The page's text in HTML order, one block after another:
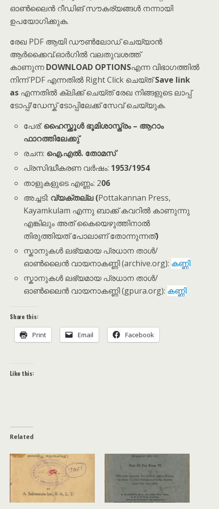
ഓൺലൈൻ റീഡിങ് സൗകര്യങ്ങൾ നന്നായി
ഉപയോഗിക്കുക.
രേഖ PDF ആയി ഡൗൺലോഡ് ചെയ്യാൻ
ആർക്കൈവ്.ഓർഗിൽ വലതുവശത്ത്
കാണുന്നDOWNLOAD OPTIONSഎന്ന വിഭാഗത്തിൽ
നിന്ന് PDF എന്നതിൽ Right Click ചെയ്ത്Save link
as എന്നതിൽ ക്ലിക്ക് ചെയ്ത് രേഖ നിങ്ങളുടെ ലാപ്പ്
ടോപ്പ്/ഡേസ്ക് ടോപ്പിലേക്ക് സേവ് ചെയ്യുക.
പേര്:ഹൈസ്ക്കൂൾ ഭൂമിശാസ്ത്രം – ആറാം
ഫാറത്തിലേക്കു്
രചന: ഐ.എൽ. തോമസ്
പ്രസിദ്ധീകരണ വർഷം: 1953/1954
താളുകളുടെ എണ്ണം: 206
അച്ചടി: വ്യക്തല്ല (Pottakannan Press,
Kayamkulam എന്നു ബാക്ക് കവറിൽ കാണുന്നു
എങ്കിലും അത് കൈയെഴുത്തിനാൽ
തിരുത്തിയത് പോലാണ് തോന്നുന്നത്)
സ്കാനുകൾ ലഭ്യമായ പ്രധാന താൾ/
ഓൺലൈൻ വായനാകണ്ണി (archive.org): കണ്ണി
സ്കാനുകൾ ലഭ്യമായ പ്രധാന താൾ/
ഓൺലൈൻ വായനാകണ്ണി (gpura.org): കണ്ണി
Share this:
Print Email Facebook
Like this:
Related